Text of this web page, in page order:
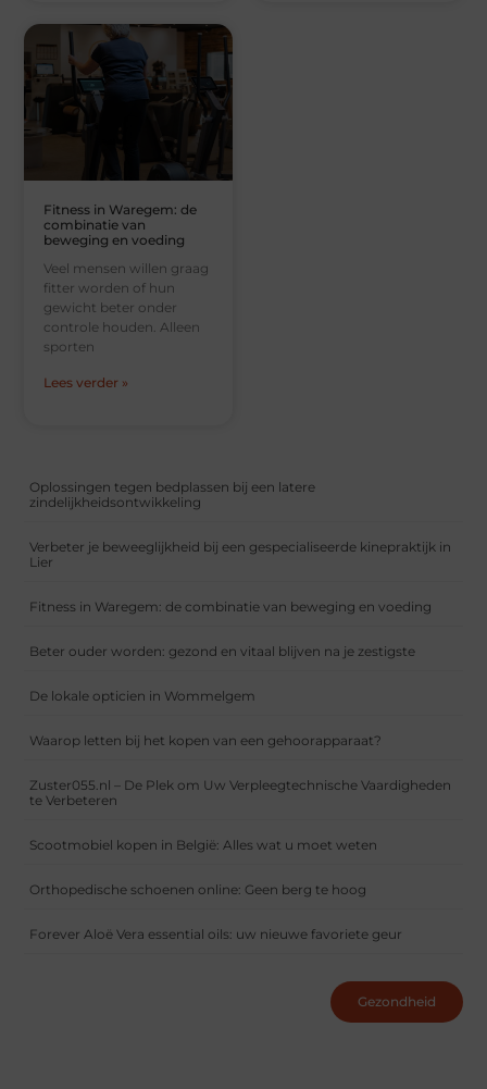
Fitness in Waregem: de
combinatie van
beweging en voeding
Veel mensen willen graag
fitter worden of hun
gewicht beter onder
controle houden. Alleen
sporten
Lees verder »
Oplossingen tegen bedplassen bij een latere
zindelijkheidsontwikkeling
Verbeter je beweeglijkheid bij een gespecialiseerde kinepraktijk in
Lier
Fitness in Waregem: de combinatie van beweging en voeding
Beter ouder worden: gezond en vitaal blijven na je zestigste
De lokale opticien in Wommelgem
Waarop letten bij het kopen van een gehoorapparaat?
Zuster055.nl – De Plek om Uw Verpleegtechnische Vaardigheden
te Verbeteren
Scootmobiel kopen in België: Alles wat u moet weten
Orthopedische schoenen online: Geen berg te hoog
Forever Aloë Vera essential oils: uw nieuwe favoriete geur
Gezondheid